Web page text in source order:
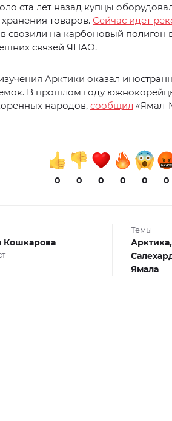
ста лет назад купцы
товаров. Сейчас идет
свозили на карбоновый
связей ЯНАО.
Арктики оказал
В прошлом году
народов, сообщил «Ямал-
0 0 0 0 0 0
Кошкарова
Темы
Арктика,
Ямала